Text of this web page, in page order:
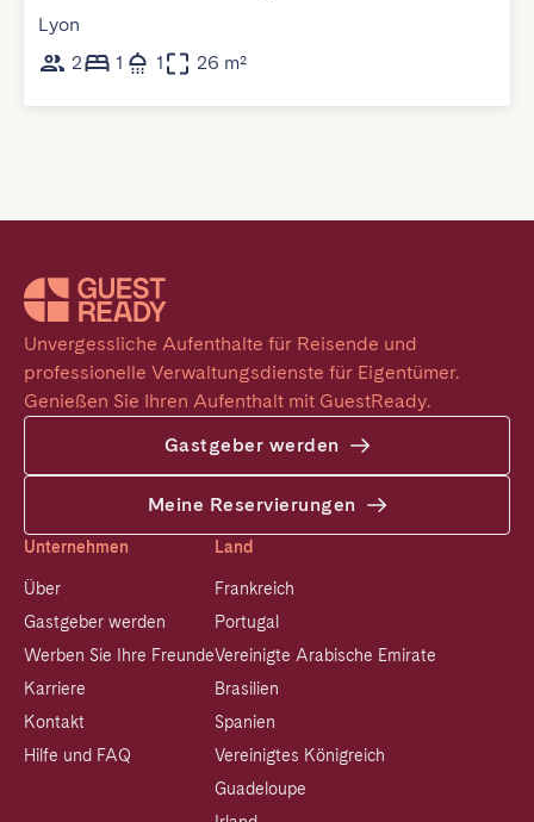
Lyon
2
1 1 26 m²
Unvergessliche Aufenthalte für Reisende und
professionelle Verwaltungsdienste für Eigentümer.
Genießen Sie Ihren Aufenthalt mit GuestReady.
Gastgeber werden
Meine Reservierungen
Unternehmen
Über
Gastgeber werden
Werben Sie Ihre Freunde
Karriere
Kontakt
Hilfe und FAQ
Land
Frankreich
Portugal
Vereinigte Arabische Emirate
Brasilien
Spanien
Vereinigtes Königreich
Guadeloupe